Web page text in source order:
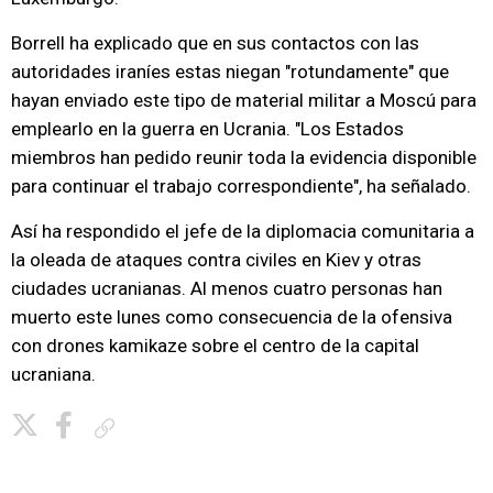
Borrell ha explicado que en sus contactos con las
autoridades iraníes estas niegan "rotundamente" que
hayan enviado este tipo de material militar a Moscú para
emplearlo en la guerra en Ucrania. "Los Estados
miembros han pedido reunir toda la evidencia disponible
para continuar el trabajo correspondiente", ha señalado.
Así ha respondido el jefe de la diplomacia comunitaria a
la oleada de ataques contra civiles en Kiev y otras
ciudades ucranianas. Al menos cuatro personas han
muerto este lunes como consecuencia de la ofensiva
con drones kamikaze sobre el centro de la capital
ucraniana.